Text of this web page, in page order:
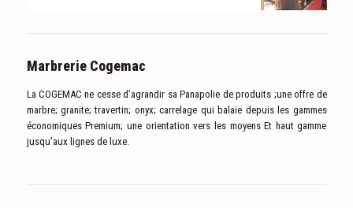
Marbrerie Cogemac
La COGEMAC ne cesse d’agrandir sa Panapolie de produits ;une offre de
marbre; granite; travertin; onyx; carrelage qui balaie depuis les gammes
économiques Premium; une orientation vers les moyens Et haut gamme
jusqu’aux lignes de luxe.